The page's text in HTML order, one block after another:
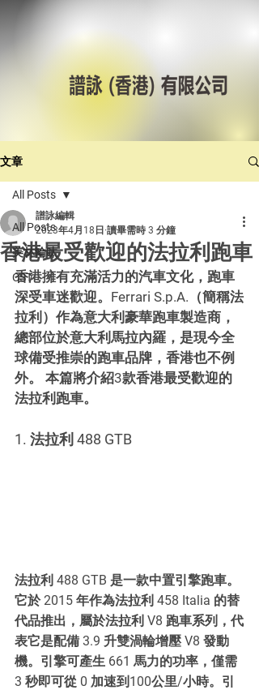
文章
All Posts
美林輪呔
CST
All Posts
香港最受歡迎的法拉利跑車
譜詠編輯
2023年4月18日 讀畢需時 3 分鐘
香港擁有充滿活力的汽車文化，跑車
深受車迷歡迎。Ferrari S.p.A.（簡稱法
拉利）作為意大利豪華跑車製造商，
總部位於意大利馬拉內羅，是現今全
球備受推崇的跑車品牌，香港也不例
外。 本篇將介紹3款香港最受歡迎的
法拉利跑車。
1. 法拉利 488 GTB
法拉利 488 GTB 是一款中置引擎跑車。
它於 2015 年作為法拉利 458 Italia 的替
代品推出，屬於法拉利 V8 跑車系列，代
表它是配備 3.9 升雙渦輪增壓 V8 發動
機。引擎可產生 661 馬力的功率，僅需
3 秒即可從 0 加速到100公里/小時。引